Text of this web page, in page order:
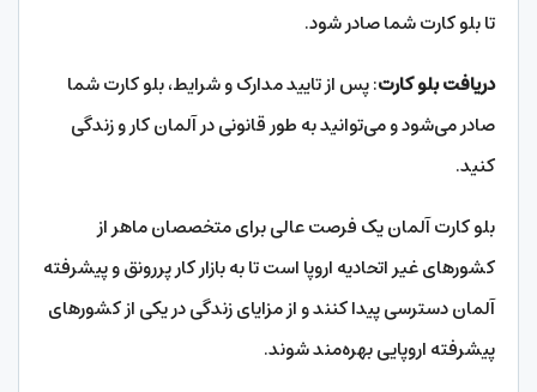
تا بلو کارت شما صادر شود.
دریافت بلو کارت: پس از تایید مدارک و شرایط، بلو کارت شما
صادر می‌شود و می‌توانید به طور قانونی در آلمان کار و زندگی
کنید.
بلو کارت آلمان یک فرصت عالی برای متخصصان ماهر از
کشورهای غیر اتحادیه اروپا است تا به بازار کار پررونق و پیشرفته
آلمان دسترسی پیدا کنند و از مزایای زندگی در یکی از کشورهای
پیشرفته اروپایی بهره‌مند شوند.